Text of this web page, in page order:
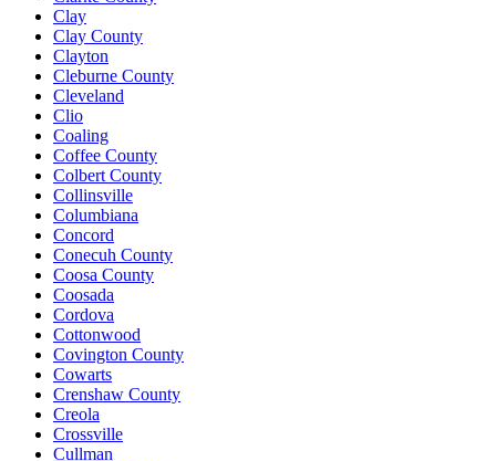
Clay
Clay County
Clayton
Cleburne County
Cleveland
Clio
Coaling
Coffee County
Colbert County
Collinsville
Columbiana
Concord
Conecuh County
Coosa County
Coosada
Cordova
Cottonwood
Covington County
Cowarts
Crenshaw County
Creola
Crossville
Cullman